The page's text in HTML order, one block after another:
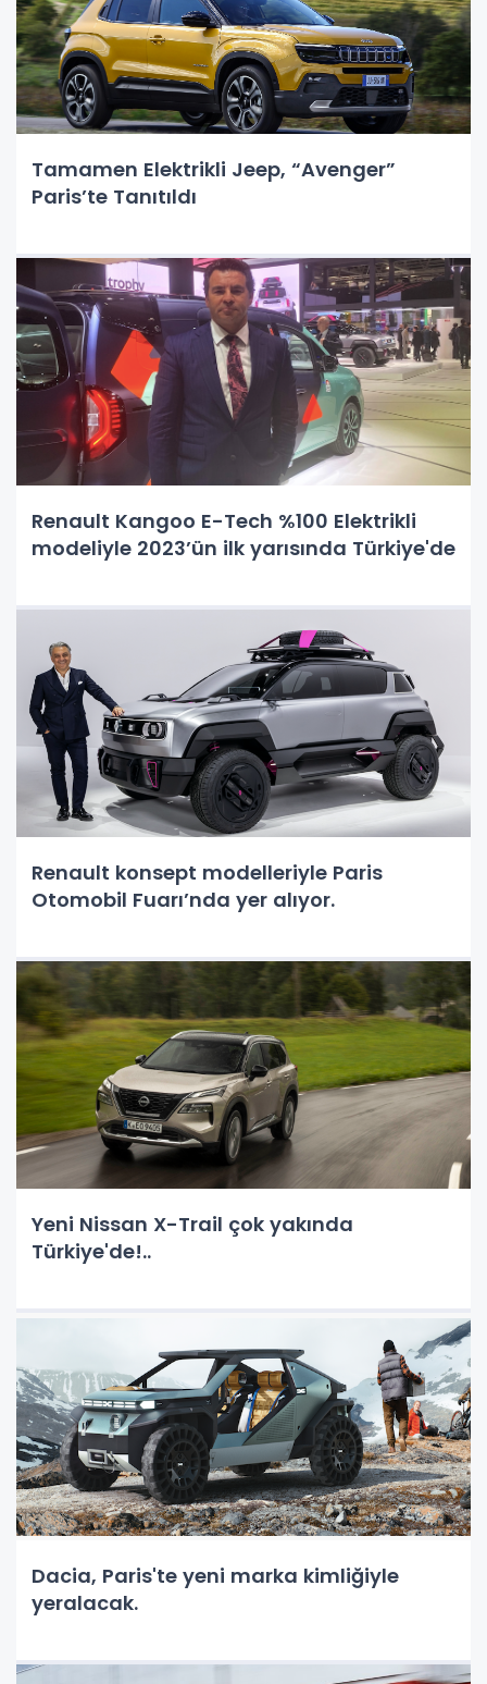
Tamamen Elektrikli Jeep, “Avenger”
Paris’te Tanıtıldı
Renault Kangoo E-Tech %100 Elektrikli
modeliyle 2023’ün ilk yarısında Türkiye'de
Renault konsept modelleriyle Paris
Otomobil Fuarı’nda yer alıyor.
Yeni Nissan X-Trail çok yakında
Türkiye'de!..
Dacia, Paris'te yeni marka kimliğiyle
yeralacak.